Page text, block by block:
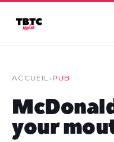
ACCUEIL› PUB
your